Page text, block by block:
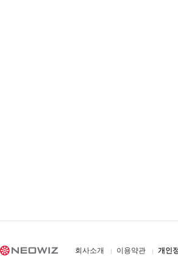
회사소개 이용약관 개인